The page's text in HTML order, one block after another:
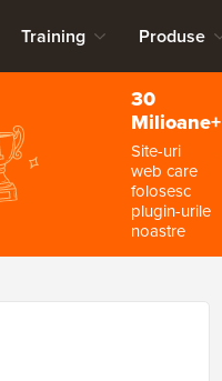
Training Produse
30
Milioane+
Site-uri
web care
folosesc
plugin-urile
noastre